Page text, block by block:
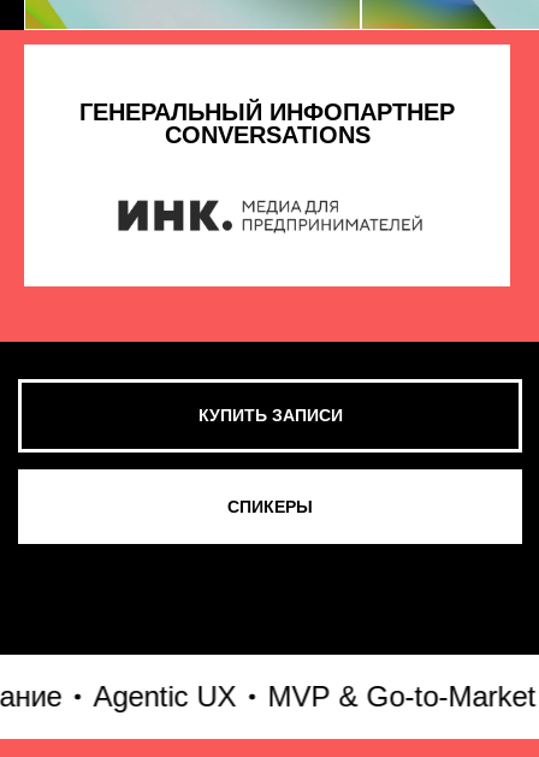
Agentic UX MVP & Go-to-Market
СМОТРЕТЬ ВСЕ ФОТО